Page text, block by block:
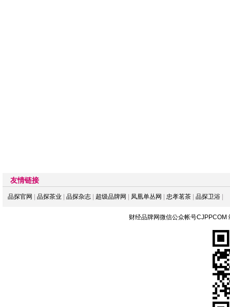
友情链接
品探官网 品探茶业 品探杂志 超级品牌网 凤凰单丛网 忠孝茗茶 品探卫浴
财经品牌网微信公众帐号CJPPCOM